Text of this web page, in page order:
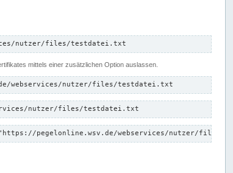
nutzer/files/testdatei.txt
mittels einer zusätzlichen Option auslassen.
webservices/nutzer/files/testdatei.txt
nutzer/files/testdatei.txt
pegelonline.wsv.de/webservices/nutzer/files/